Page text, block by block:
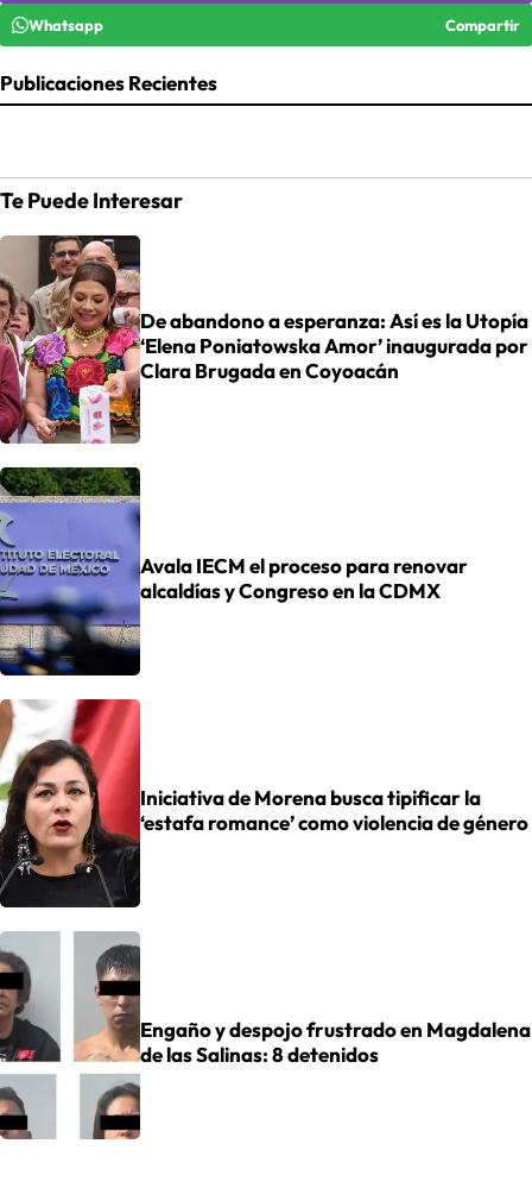
Whatsapp Compartir
Publicaciones Recientes
Te Puede Interesar
De abandono a esperanza: Así es la Utopía
‘Elena Poniatowska Amor’ inaugurada por
Clara Brugada en Coyoacán
Avala IECM el proceso para renovar
alcaldías y Congreso en la CDMX
Iniciativa de Morena busca tipificar la
‘estafa romance’ como violencia de género
Engaño y despojo frustrado en Magdalena
de las Salinas: 8 detenidos